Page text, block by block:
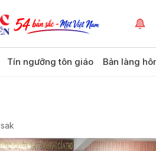
Tín ngưỡng tôn giáo Bản làng